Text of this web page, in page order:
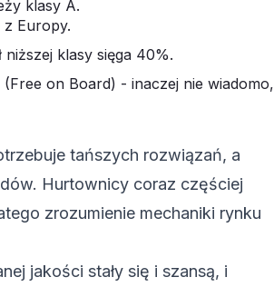
klasy A.
z Europy.
niższej klasy sięga 40%.
on Board) - inaczej nie wiadomo,
tańszych rozwiązań, a
Hurtownicy coraz częściej
zrozumienie mechaniki rynku
jakości stały się i szansą, i